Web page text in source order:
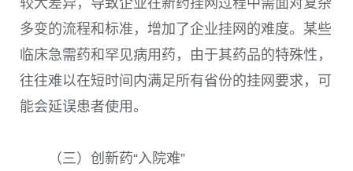
多变的流程和标准，增加了企业挂网的难度。某些
临床急需药和罕见病用药，由于其药品的特殊性，
往往难以在短时间内满足所有省份的挂网要求，可
能会延误患者使用。
（三）创新药“入院难”